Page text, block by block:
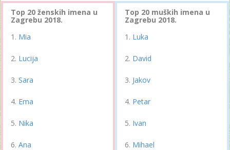
Top 20 ženskih imena u
Zagrebu 2018.
Mia
Lucija
Sara
Ema
Nika
Ana
Top 20 muških imena u
Zagrebu 2018.
Luka
David
Jakov
Petar
Ivan
Mihael